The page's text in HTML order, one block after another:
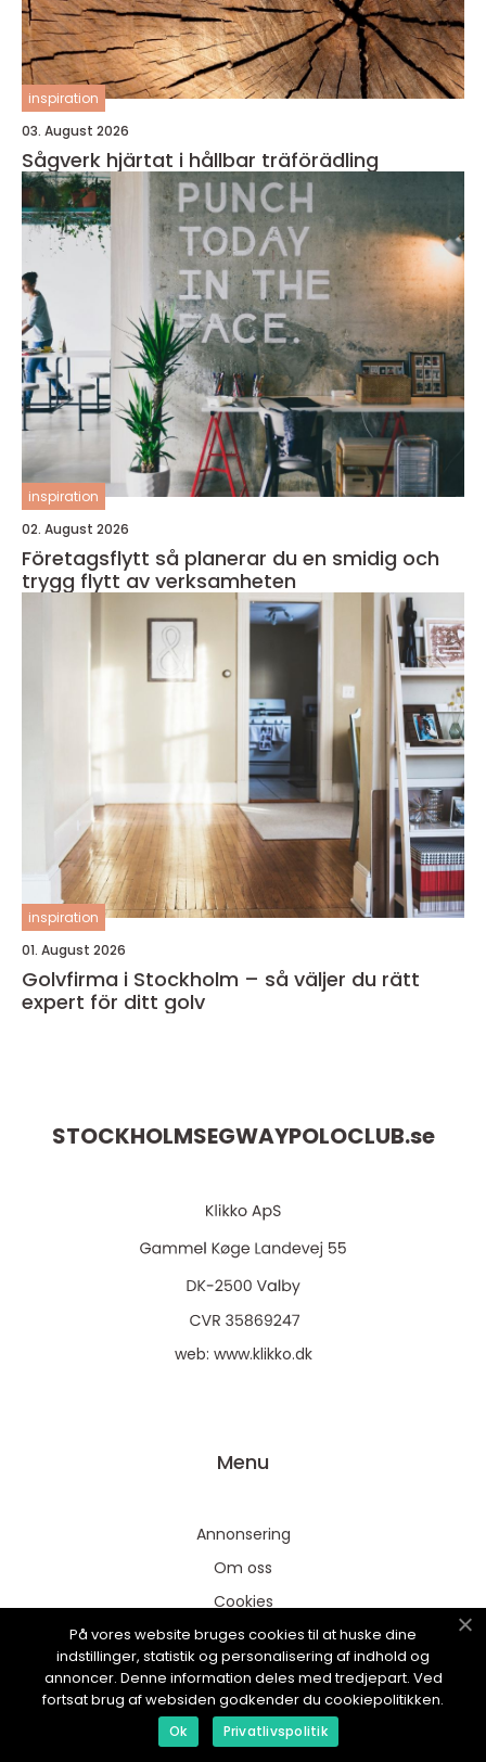
inspiration
03. August 2026
Sågverk hjärtat i hållbar träförädling
inspiration
02. August 2026
Företagsflytt så planerar du en smidig och
trygg flytt av verksamheten
inspiration
01. August 2026
Golvfirma i Stockholm – så väljer du rätt
expert för ditt golv
STOCKHOLMSEGWAYPOLOCLUB.se
web: www.klikko.dk
Menu
Annonsering
Om oss
Cookies
Kontakta oss
Sitemap
På vores website bruges cookies til at huske dine
indstillinger, statistik og personalisering af indhold og
annoncer. Denne information deles med tredjepart. Ved
fortsat brug af websiden godkender du cookiepolitikken.
Ok Privatlivspolitik